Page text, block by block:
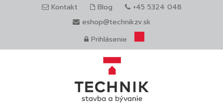
Kontakt Blog
+45 5324 048
eshop@technikzv.sk
Prihlásenie